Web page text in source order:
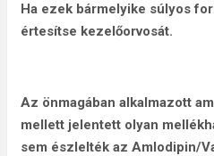
Ha ezek bármelyike súlyos
értesítse kezelőorvosát.
Az önmagában alkalmazott
mellett jelentett olyan
sem észlelték az Amlodipin/